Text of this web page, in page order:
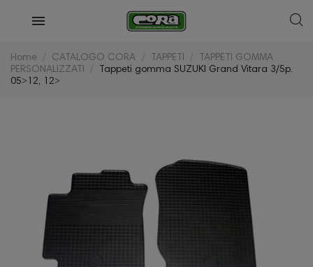
Home CATALOGO CORA TAPPETI
TAPPETI GOMMA
PERSONALIZZATI
Tappeti gomma SUZUKI Grand Vitara 3/5p.
05˃12, 12˃